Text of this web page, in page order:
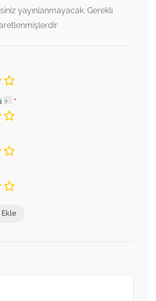
yayınlanmayacak. Gerekli